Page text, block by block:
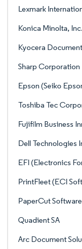
Lexmark
Konica Minolta, Inc.
Kyocera
Sharp Corporation
Epson (Seiko
Toshiba Tec
Fujifilm Business
Dell Technologies
EFI (Electronics
PrintFleet (ECI
PaperCut
Quadient SA
Arc Document